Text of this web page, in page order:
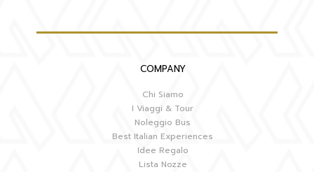
COMPANY
Chi Siamo
I Viaggi & Tour
Noleggio Bus
Best Italian Experiences
Idee Regalo
Lista Nozze